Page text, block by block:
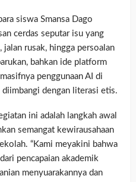
siswa Smansa Dago
cerdas seputar isu yang
jalan rusak, hingga persoalan
bahkan ide platform
penggunaan AI di
dengan literasi etis.
ini adalah langkah awal
semangat kewirausahaan
“Kami meyakini bahwa
pencapaian akademik
menyuarakannya dan